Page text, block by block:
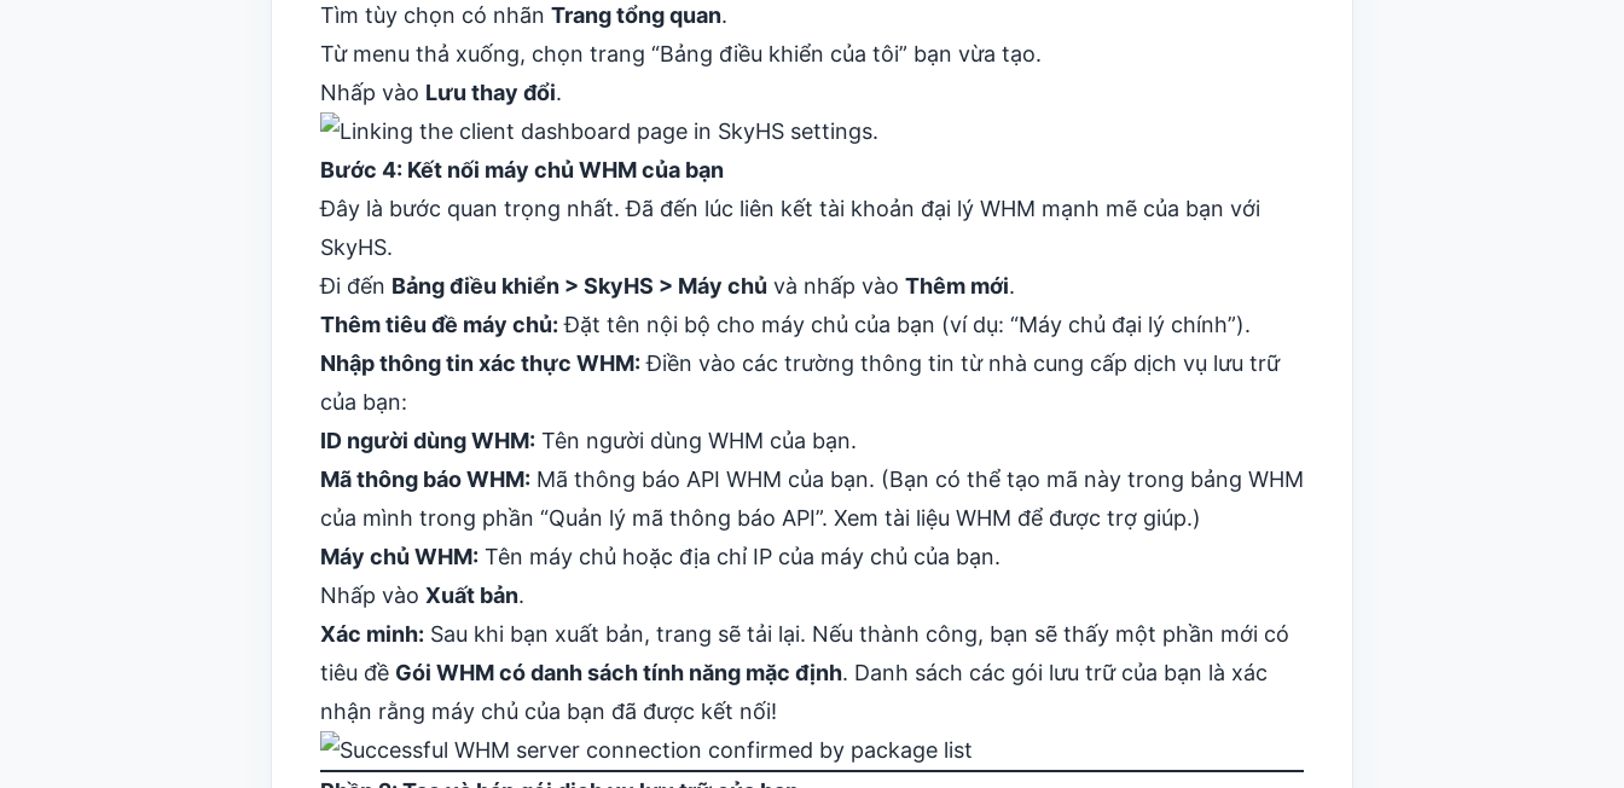
Tìm tùy chọn có nhãn Trang tổng quan.
Từ menu thả xuống, chọn trang “Bảng điều khiển của tôi” bạn vừa tạo.
Nhấp vào Lưu thay đổi.
Bước 4: Kết nối máy chủ WHM của bạn
Đây là bước quan trọng nhất. Đã đến lúc liên kết tài khoản đại lý WHM mạnh mẽ của bạn với
SkyHS.
Đi đến Bảng điều khiển > SkyHS > Máy chủ và nhấp vào Thêm mới.
Thêm tiêu đề máy chủ: Đặt tên nội bộ cho máy chủ của bạn (ví dụ: “Máy chủ đại lý chính”).
Nhập thông tin xác thực WHM: Điền vào các trường thông tin từ nhà cung cấp dịch vụ lưu trữ
của bạn:
ID người dùng WHM: Tên người dùng WHM của bạn.
Mã thông báo WHM: Mã thông báo API WHM của bạn. (Bạn có thể tạo mã này trong bảng WHM
của mình trong phần “Quản lý mã thông báo API”. Xem tài liệu WHM để được trợ giúp.)
Máy chủ WHM: Tên máy chủ hoặc địa chỉ IP của máy chủ của bạn.
Nhấp vào Xuất bản.
Xác minh: Sau khi bạn xuất bản, trang sẽ tải lại. Nếu thành công, bạn sẽ thấy một phần mới có
tiêu đề Gói WHM có danh sách tính năng mặc định. Danh sách các gói lưu trữ của bạn là xác
nhận rằng máy chủ của bạn đã được kết nối!